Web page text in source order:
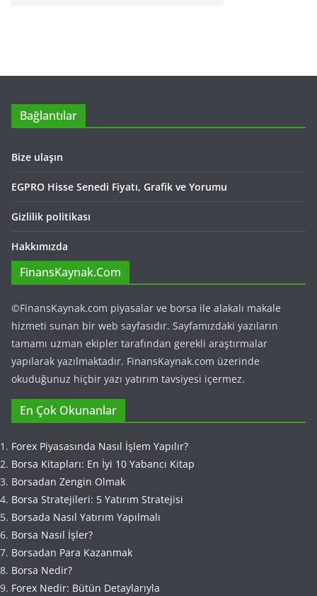
Bağlantılar
Bize ulaşın
EGPRO Hisse Senedi Fiyatı, Grafik ve Yorumu
Gizlilik politikası
Hakkımızda
FinansKaynak.Com
©FinansKaynak.com piyasalar ve borsa ile alakalı makale
hizmeti sunan bir web sayfasıdır. Sayfamızdaki yazıların
tamamı uzman ekipler tarafından gerekli araştırmalar
yapılarak yazılmaktadır. FinansKaynak.com üzerinde
okuduğunuz hiçbir yazı yatırım tavsiyesi içermez.
En Çok Okunanlar
Forex Piyasasında Nasıl İşlem Yapılır?
Borsa Kitapları: En İyi 10 Yabancı Kitap
Borsadan Zengin Olmak
Borsa Stratejileri: 5 Yatırım Stratejisi
Borsada Nasıl Yatırım Yapılmalı
Borsa Nasıl İşler?
Borsadan Para Kazanmak
Borsa Nedir?
Forex Nedir: Bütün Detaylarıyla